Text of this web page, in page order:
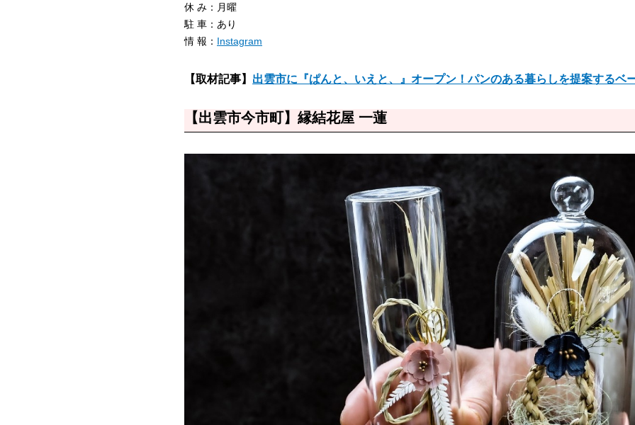
休 み：月曜
駐 車：あり
情 報： Instagram
【取材記事】 出雲市に『ぱんと、いえと、』オープン！パンのある暮らしを提案するベ
【出雲市今市町】縁結花屋 一蓮